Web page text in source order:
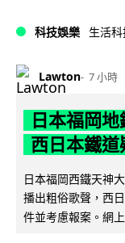
科技娛樂 生活科
Lawton 7 小時
日本福岡
西日本鐵
日本福岡西鐵天神
播出粗俗歌聲，西
件並考慮報案。網